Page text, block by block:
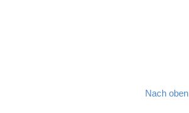
Nach oben